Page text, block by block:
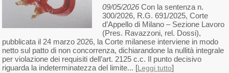
09/05/2026Con la sentenza n.
300/2026, R.G. 691/2025, Corte
d’Appello di Milano – Sezione Lavoro
(Pres. Ravazzoni, rel. Dossi),
pubblicata il 24 marzo 2026, la Corte milanese interviene in modo
netto sul patto di non concorrenza, dichiarandone la nullità integrale
per violazione dei requisiti dell’art. 2125 c.c. Il punto decisivo
riguarda la indeterminatezza del limite... [Leggi tutto]